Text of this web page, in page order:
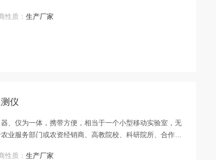
性质：生产厂家
仪
、仪为一体，携带方便，相当于一个小型移动实验室，无
业服务部门或农资经销商、高教院校、科研院所、合作
性质：生产厂家